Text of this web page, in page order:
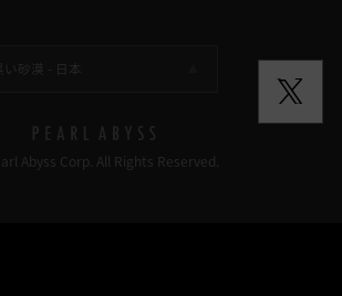
い砂漠 - 日本
Abyss Corp. All Rights Reserved.